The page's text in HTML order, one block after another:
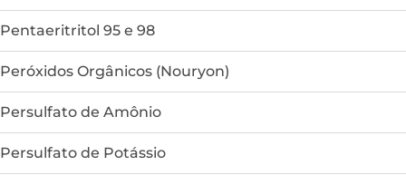
Pentaeritritol 95 e 98
Peróxidos Orgânicos (Nouryon)
Persulfato de Amônio
Persulfato de Potássio